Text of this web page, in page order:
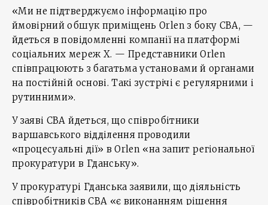
«Ми не підтверджуємо інформацію про
ймовірний обшук приміщень Orlen з боку CBA, —
йдеться в повідомленні компанії на платформі
соціальних мереж X. — Представники Orlen
співпрацюють з багатьма установами й органами
на постійній основі. Такі зустрічі є регулярними і
рутинними».
У заяві CBA йдеться, що співробітники
варшавського відділення проводили
«процесуальні дії» в Orlen «на запит регіональної
прокуратури в Гданську».
У прокуратурі Гданська заявили, що діяльність
співробітників CBA «є виконанням рішення